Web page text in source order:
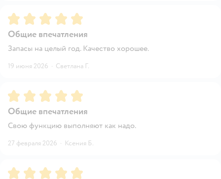
Рейтинг:5
Общие впечатления
Запасы на целый год. Качество хорошее.
19 июня 2026 · Светлана Г.
Рейтинг:5
Общие впечатления
Свою функцию выполняют как надо.
27 февраля 2026 · Ксения Б.
Рейтинг:5